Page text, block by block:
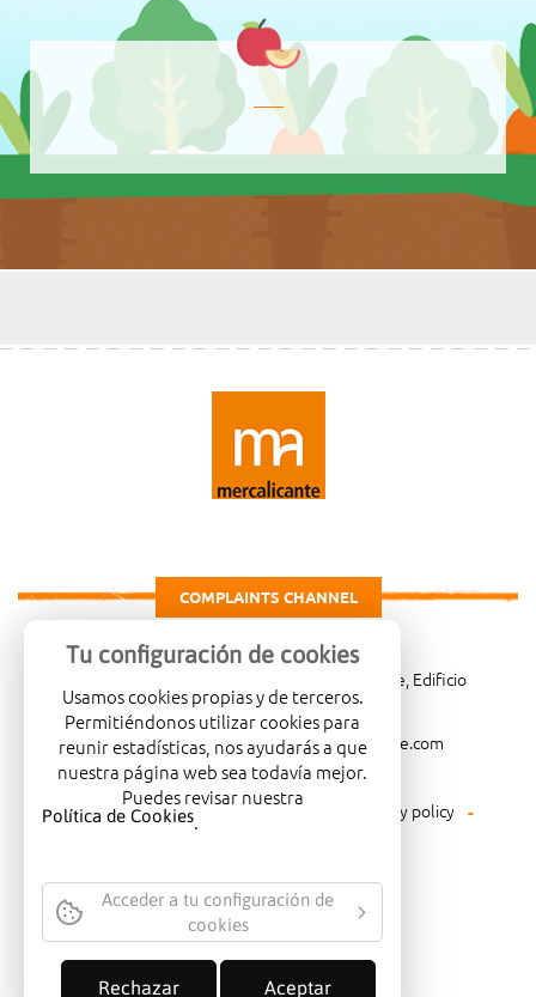
COMPLAINTS CHANNEL
Carretera de Madrid Km. 4, 03007 Alicante, Edificio
Administrativo, planta 3ª
966081001
merca@mercalicante.com
Legal warning Cookies policy
Privacy policy
Environmental policy
COMPANY CERTIFIED WITH THE
Tu configuración de cookies
Usamos cookies propias y de terceros.
Permitiéndonos utilizar cookies para
reunir estadísticas, nos ayudarás a que
nuestra página web sea todavía mejor.
Puedes revisar nuestra
Política de Cookies.
Acceder a tu configuración de
cookies
Rechazar Aceptar